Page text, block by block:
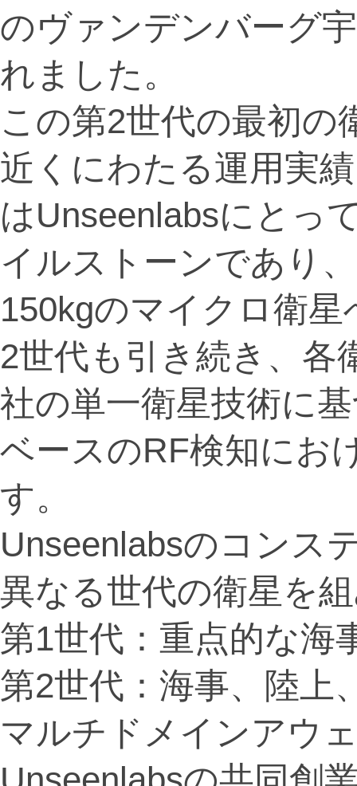
のヴァンデンバーグ
れました。
この第2世代の最初の
近くにわたる運用実
はUnseenlabsにとっ
イルストーンであり、
150kgのマイクロ衛
2世代も引き続き、各
社の単一衛星技術に
ベースのRF検知にお
す。
Unseenlabsのコンス
異なる世代の衛星を
第1世代：重点的な海
第2世代：海事、陸上
マルチドメインアウ